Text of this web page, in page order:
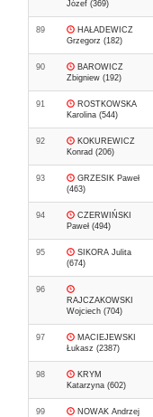
Józef (369)
89
HAŁADEWICZ
Grzegorz (182)
90
BAROWICZ
Zbigniew (192)
91
ROSTKOWSKA
Karolina (544)
92
KOKUREWICZ
Konrad (206)
93
GRZESIK Paweł
(463)
94
CZERWIŃSKI
Paweł (494)
95
SIKORA Julita
(674)
96
RAJCZAKOWSKI
Wojciech (704)
97
MACIEJEWSKI
Łukasz (2387)
98
KRYM
Katarzyna (602)
99
NOWAK Andrzej